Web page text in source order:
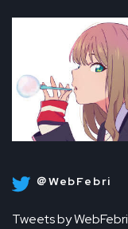
＠WebFebri
Tweets by WebFebri